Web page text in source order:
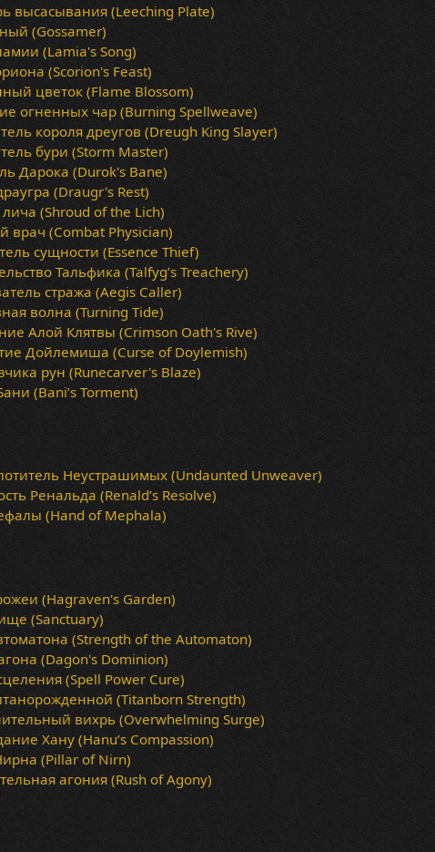
высасывания (Leeching Plate)
(Gossamer)
(Lamia's Song)
(Scorion's Feast)
цветок (Flame Blossom)
огненных чар (Burning Spellweave)
короля дреугов (Dreugh King Slayer)
бури (Storm Master)
Дарока (Durok's Bane)
(Draugr's Rest)
(Shroud of the Lich)
врач (Combat Physician)
сущности (Essence Thief)
Тальфика (Talfyg’s Treachery)
стража (Aegis Caller)
волна (Turning Tide)
Алой Клятвы (Crimson Oath's Rive)
Дойлемиша (Curse of Doylemish)
рун (Runecarver's Blaze)
(Bani’s Torment)
Неустрашимых (Undaunted Unweaver)
Ренальда (Renald’s Resolve)
(Hand of Mephala)
(Hagraven's Garden)
(Sanctuary)
(Strength of the Automaton)
(Dagon's Dominion)
(Spell Power Cure)
(Titanborn Strength)
вихрь (Overwhelming Surge)
Хану (Hanu’s Compassion)
(Pillar of Nirn)
агония (Rush of Agony)